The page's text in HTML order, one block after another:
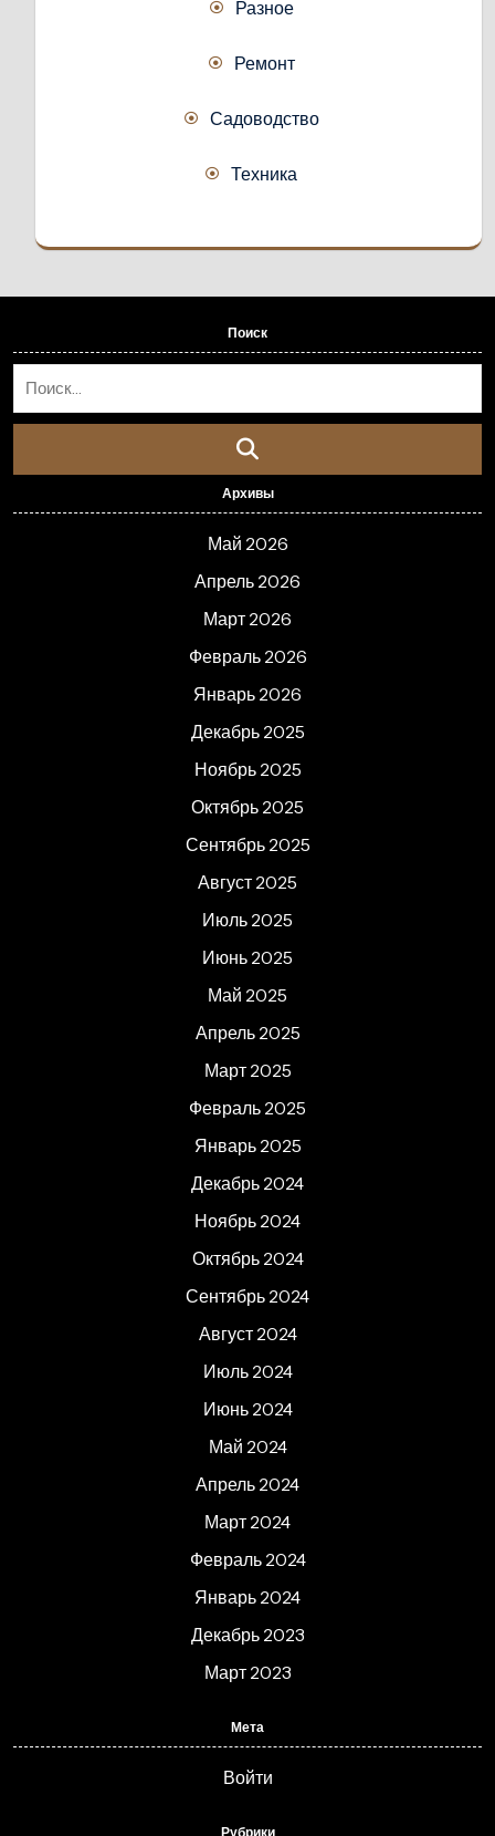
Разное
Ремонт
Садоводство
Техника
Поиск
Архивы
Май 2026
Апрель 2026
Март 2026
Февраль 2026
Январь 2026
Декабрь 2025
Ноябрь 2025
Октябрь 2025
Сентябрь 2025
Август 2025
Июль 2025
Июнь 2025
Май 2025
Апрель 2025
Март 2025
Февраль 2025
Январь 2025
Декабрь 2024
Ноябрь 2024
Октябрь 2024
Сентябрь 2024
Август 2024
Июль 2024
Июнь 2024
Май 2024
Апрель 2024
Март 2024
Февраль 2024
Январь 2024
Декабрь 2023
Март 2023
Мета
Войти
Рубрики